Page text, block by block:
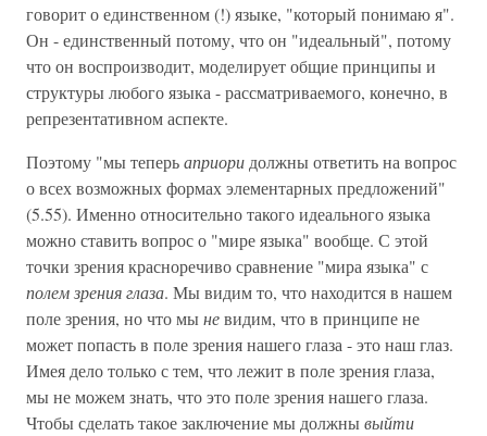
говорит о единственном (!) языке, "который понимаю я".
Он - единственный потому, что он "идеальный", потому
что он воспроизводит, моделирует общие принципы и
структуры любого языка - рассматриваемого, конечно, в
репрезентативном аспекте.
Поэтому "мы теперьаприори должны ответить на вопрос
о всех возможных формах элементарных предложений"
(5.55). Именно относительно такого идеального языка
можно ставить вопрос о "мире языка" вообще. С этой
точки зрения красноречиво сравнение "мира языка" с
полем зрения глаза. Мы видим то, что находится в нашем
поле зрения, но что мыневидим, что в принципе не
может попасть в поле зрения нашего глаза - это наш глаз.
Имея дело только с тем, что лежит в поле зрения глаза,
мы не можем знать, что это поле зрения нашего глаза.
Чтобы сделать такое заключение мы должнывыйти